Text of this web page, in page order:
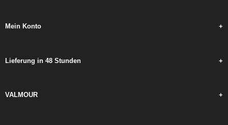
Mein Konto +
Lieferung in 48 Stunden +
VALMOUR +